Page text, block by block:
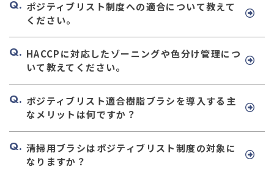
ポジティブリスト制度への適合について教えて
ください。
HACCPに対応したゾーニングや色分け管理につ
いて教えてください。
ポジティブリスト適合樹脂ブラシを導入する主
なメリットは何ですか？
清掃用ブラシはポジティブリスト制度の対象に
なりますか？